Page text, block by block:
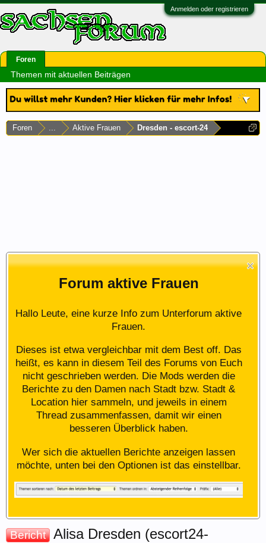
Anmelden oder registrieren
Foren ... Aktive Frauen Dresden - escort-24
Forum aktive Frauen
Hallo Leute, eine kurze Info zum Unterforum aktive
Frauen.
Dieses ist etwa vergleichbar mit dem Best off. Das
heißt, es kann in diesem Teil des Forums von Euch
nicht geschrieben werden. Die Mods werden die
Berichte zu den Damen nach Stadt bzw. Stadt &
Location hier sammeln, und jeweils in einem
Thread zusammenfassen, damit wir einen
besseren Überblick haben.
Wer sich die aktuellen Berichte anzeigen lassen
möchte, unten bei den Optionen ist das einstellbar.
Bericht
Alisa Dresden (escort24-
Foren
Themen mit aktuellen Beiträgen